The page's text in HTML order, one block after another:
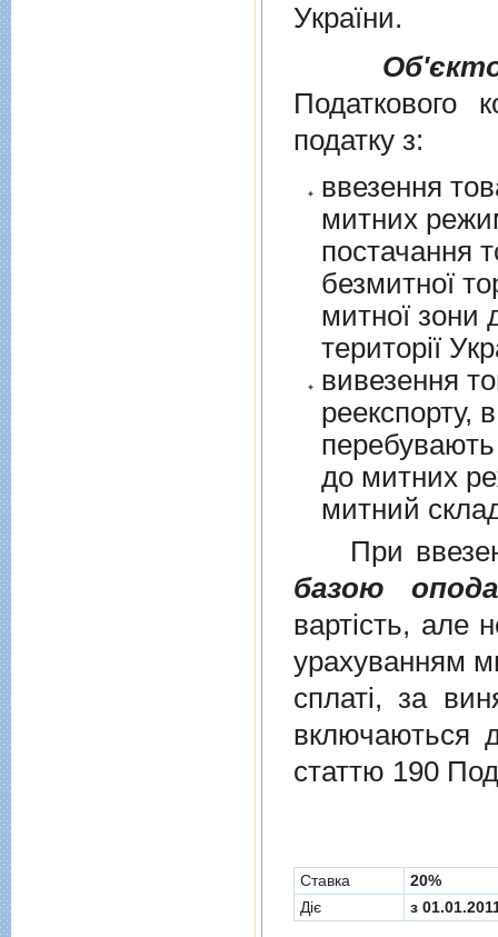
України.
Податкового
податку з:
ввезення
митних
постачання
безмитної
митної зони для їх
території
вивезення
реекспорту,
перебувають у
до митних
митний
При
базою
вартість, але
урахуванням
сплаті, за
включаються
статтю 190
Cтавка
20%
Діє
з